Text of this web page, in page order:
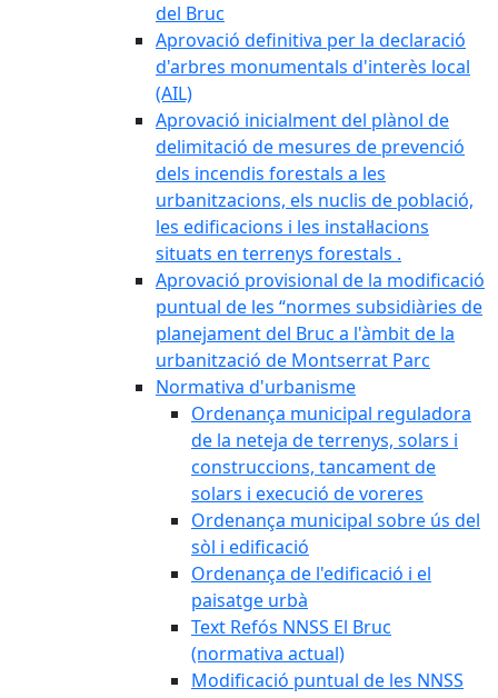
del Bruc
Aprovació definitiva per la declaració
d'arbres monumentals d'interès local
(AIL)
Aprovació inicialment del plànol de
delimitació de mesures de prevenció
dels incendis forestals a les
urbanitzacions, els nuclis de població,
les edificacions i les instal·lacions
situats en terrenys forestals .
Aprovació provisional de la modificació
puntual de les “normes subsidiàries de
planejament del Bruc a l'àmbit de la
urbanització de Montserrat Parc
Normativa d'urbanisme
Ordenança municipal reguladora
de la neteja de terrenys, solars i
construccions, tancament de
solars i execució de voreres
Ordenança municipal sobre ús del
sòl i edificació
Ordenança de l'edificació i el
paisatge urbà
Text Refós NNSS El Bruc
(normativa actual)
Modificació puntual de les NNSS